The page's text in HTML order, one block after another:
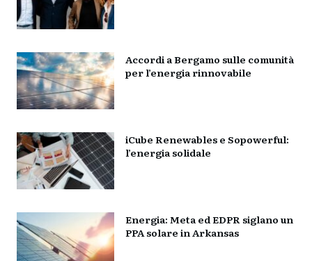
Accordi a Bergamo sulle comunità
per l’energia rinnovabile
iCube Renewables e Sopowerful:
l’energia solidale
Energia: Meta ed EDPR siglano un
PPA solare in Arkansas